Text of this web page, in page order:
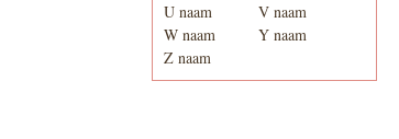
U naam
V naam
W naam
Y naam
Z naam